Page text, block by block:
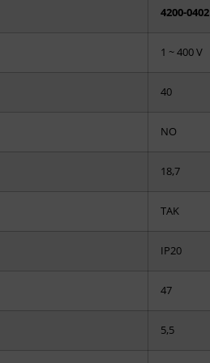
4200-0402
1 ~ 400 V
40
NO
18,7
TAK
IP20
47
5,5